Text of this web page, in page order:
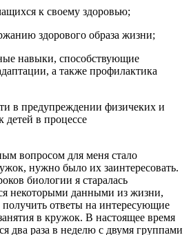
к своему здоровью;
здорового образа жизни;
навыки, способствующие
а также профилактика
в предупреждении физичеких и
детей в процессе
вопросом для меня стало
нужно было их заинтересовать.
биологии я старалась
некоторыми данными из жизни,
получить ответы на интересующие
в кружок. В настоящее время
два раза в неделю с двумя группами